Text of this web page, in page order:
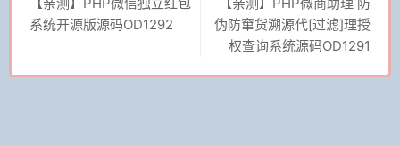
系统开源版源码OD1292
伪防窜货溯源代[过滤]理授
权查询系统源码OD1291